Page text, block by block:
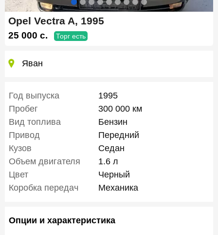
Opel Vectra A, 1995
25 000 c. Торг есть
Яван
Год выпуска
1995
Пробег
300 000 км
Вид топлива
Бензин
Привод
Передний
Кузов
Седан
Объем двигателя
1.6 л
Цвет
Черный
Коробка передач
Механика
Опции и характеристика